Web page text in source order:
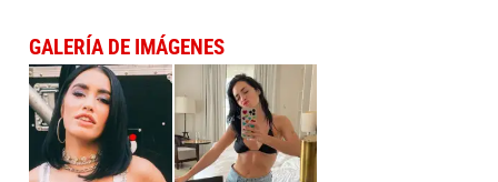
GALERÍA DE IMÁGENES